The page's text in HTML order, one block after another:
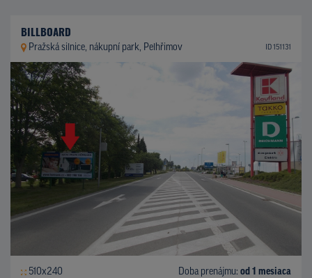
BILLBOARD
Pražská silnice, nákupní park, Pelhřimov ID 151131
510x240 Doba prenájmu: od 1 mesiaca